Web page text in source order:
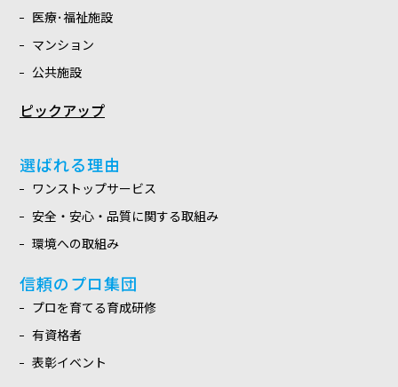
医療･福祉施設
マンション
公共施設
ピックアップ
選ばれる理由
ワンストップサービス
安全・安心・品質に関する取組み
環境への取組み
信頼のプロ集団
プロを育てる育成研修
有資格者
表彰イベント